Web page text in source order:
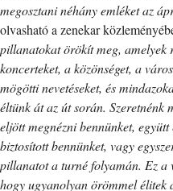
megosztani néhány emléket az
olvasható a zenekar
pillanatokat örökít meg, amelyek
koncerteket, a közönséget, a
mögötti nevetéseket, és
éltünk át az út során. Szeretnénk
eljött megnézni bennünket,
biztosított bennünket, vagy
pillanatot a turné folyamán. Ez a
hogy ugyanolyan örömmel élitek